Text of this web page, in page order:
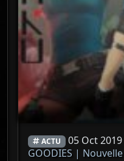
ACTU 05 Oct 2019
GOODIES |